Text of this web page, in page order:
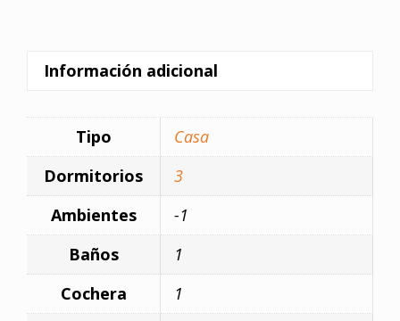
Información adicional
Tipo
Casa
Dormitorios
3
Ambientes
-1
Baños
1
Cochera
1